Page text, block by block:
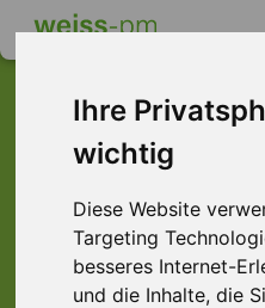
Ihre
wichtig
Diese Website
Targeting
besseres Internet-
und die Inhalte, die
Dieser Job
nicht mehr
... aber vielleicht ist